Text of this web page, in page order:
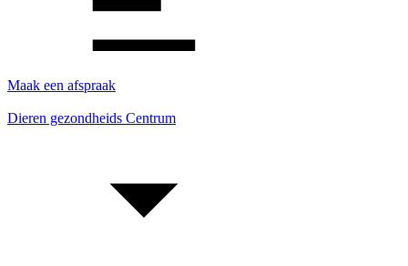
Maak een afspraak
Dieren gezondheids Centrum